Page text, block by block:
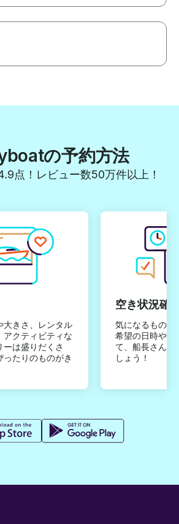
の予約方法
点！レビュー数50万件以上！
大きさ、レンタル
アクティビティな
ーは盛りだくさ
ったりのものがき
空き状況確
気になるものは
希望の日時やご
て、船長さんか
しょう！